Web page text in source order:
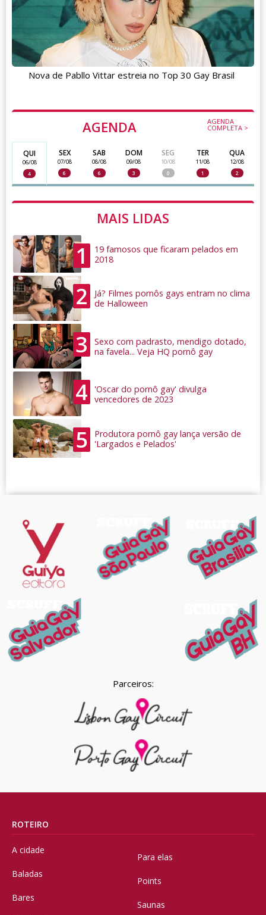
AGENDA AGENDA
COMPLETA >
QUI
06/08
4
SEX
07/08
6
SAB
08/08
6
DOM
09/08
3
SEG
10/08
0
TER
11/08
1
QUA
12/08
2
MAIS LIDAS
1
19 famosos que ficaram pelados em
2018
2
Já? Filmes pornôs gays entram no clima
de Halloween
3
Sexo com padrasto, mendigo dotado,
na favela... Veja HQ pornô gay
4
'Oscar do pornô gay' divulga
vencedores de 2023
5
Produtora pornô gay lança versão de
'Largados e Pelados'
Nova de Pabllo Vittar estreia no Top 30 Gay Brasil
Parceiros:
ROTEIRO
A cidade
Baladas
Bares
Para elas
Points
Saunas